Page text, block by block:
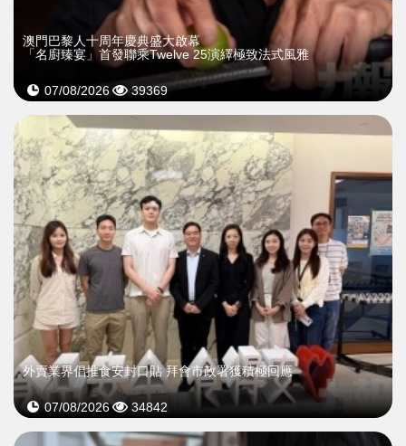
澳門巴黎人十周年慶典盛大啟幕
「名廚臻宴」首發聯乘Twelve 25演繹極致法式風雅
07/08/2026 39369
外賣業界倡推食安封口貼 拜會市政署獲積極回應
07/08/2026 34842